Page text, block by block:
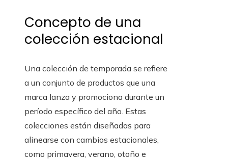
Concepto de una
colección estacional
Una colección de temporada se refiere
a un conjunto de productos que una
marca lanza y promociona durante un
período específico del año. Estas
colecciones están diseñadas para
alinearse con cambios estacionales,
como primavera, verano, otoño e